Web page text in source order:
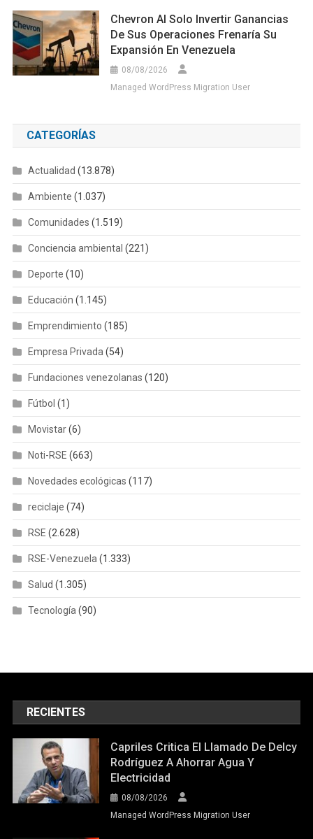
Chevron Al Solo Invertir Ganancias
De Sus Operaciones Frenaría Su
Expansión En Venezuela
08/08/2026
Managed WordPress Migration User
CATEGORÍAS
Actualidad (13.878)
Ambiente (1.037)
Comunidades (1.519)
Conciencia ambiental (221)
Deporte (10)
Educación (1.145)
Emprendimiento (185)
Empresa Privada (54)
Fundaciones venezolanas (120)
Fútbol (1)
Movistar(6)
Noti-RSE (663)
Novedades ecológicas (117)
reciclaje (74)
RSE (2.628)
RSE-Venezuela (1.333)
Salud (1.305)
Tecnología (90)
RECIENTES
Capriles Critica El Llamado De Delcy
Rodríguez A Ahorrar Agua Y
Electricidad
08/08/2026
Managed WordPress Migration User